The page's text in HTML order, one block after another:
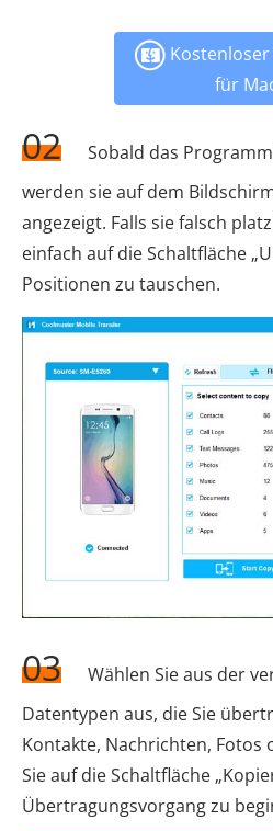
Kostenloser
für
02
Sobald das
werden sie auf dem
angezeigt. Falls sie falsch
einfach auf die Schaltfläche
Positionen zu tauschen.
03
Wählen Sie aus der
Datentypen aus, die Sie
Kontakte, Nachrichten, Fotos
Sie auf die Schaltfläche
Übertragungsvorgang zu